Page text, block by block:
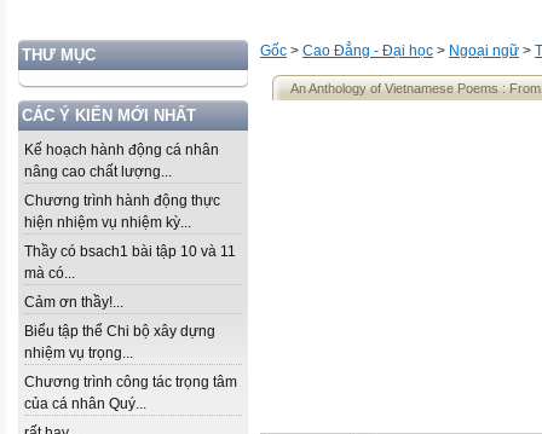
THƯ MỤC
CÁC Ý KIẾN MỚI NHẤT
Kế hoạch hành động cá nhân
nâng cao chất lượng...
Chương trình hành động thực
hiện nhiệm vụ nhiệm kỳ...
Thầy có bsach1 bài tập 10 và 11
mà có...
Cảm ơn thầy!...
Biểu tập thể Chi bộ xây dựng
nhiệm vụ trọng...
Chương trình công tác trọng tâm
của cá nhân Quý...
Gốc > Cao Đẳng - Đại học > Ngoại ngữ >
An Anthology of Vietnamese Poems :